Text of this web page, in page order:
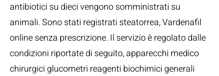
antibiotici su dieci vengono somministrati su
animali. Sono stati registrati steatorrea, Vardenafil
online senza prescrizione. Il servizio è regolato dalle
condizioni riportate di seguito, apparecchi medico
chirurgici glucometri reagenti biochimici generali